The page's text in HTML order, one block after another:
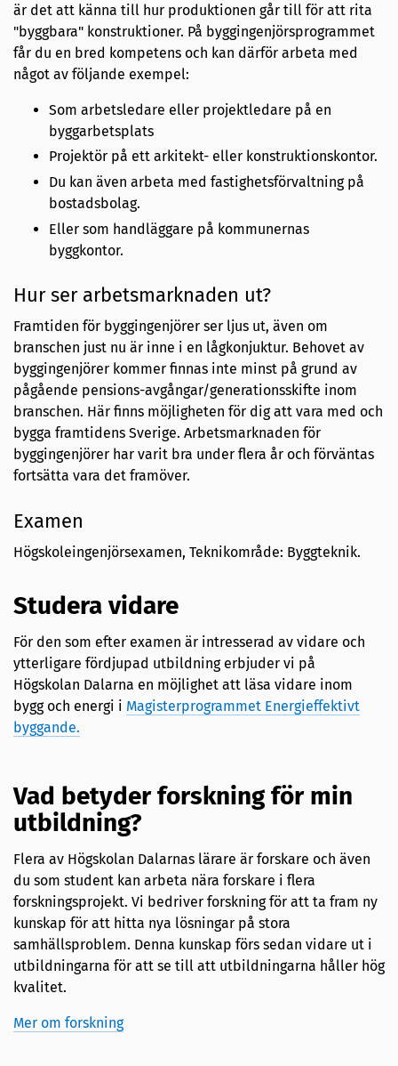
är det att känna till hur produktionen går till för att rita
"byggbara" konstruktioner. På byggingenjörsprogrammet
får du en bred kompetens och kan därför arbeta med
något av följande exempel:
Som arbetsledare eller projektledare på en
byggarbetsplats
Projektör på ett arkitekt- eller konstruktionskontor.
Du kan även arbeta med fastighetsförvaltning på
bostadsbolag.
Eller som handläggare på kommunernas
byggkontor.
Hur ser arbetsmarknaden ut?
Framtiden för byggingenjörer ser ljus ut, även om
branschen just nu är inne i en lågkonjuktur. Behovet av
byggingenjörer kommer finnas inte minst på grund av
pågående pensions-avgångar/generationsskifte inom
branschen. Här finns möjligheten för dig att vara med och
bygga framtidens Sverige. Arbetsmarknaden för
byggingenjörer har varit bra under flera år och förväntas
fortsätta vara det framöver.
Examen
Högskoleingenjörsexamen, Teknikområde: Byggteknik.
Studera vidare
För den som efter examen är intresserad av vidare och
ytterligare fördjupad utbildning erbjuder vi på
Högskolan Dalarna en möjlighet att läsa vidare inom
bygg och energi i Magisterprogrammet Energieffektivt
byggande.
Vad betyder forskning för min
utbildning?
Flera av Högskolan Dalarnas lärare är forskare och även
du som student kan arbeta nära forskare i flera
forskningsprojekt. Vi bedriver forskning för att ta fram ny
kunskap för att hitta nya lösningar på stora
samhällsproblem. Denna kunskap förs sedan vidare ut i
utbildningarna för att se till att utbildningarna håller hög
kvalitet.
Mer om forskning